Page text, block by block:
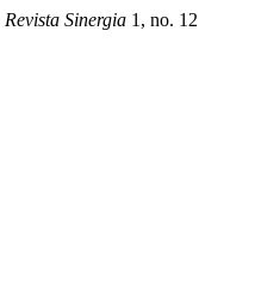
Revista Sinergia 1, no. 12